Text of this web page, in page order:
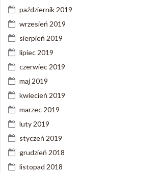
październik 2019
wrzesień 2019
sierpień 2019
lipiec 2019
czerwiec 2019
maj 2019
kwiecień 2019
marzec 2019
luty 2019
styczeń 2019
grudzień 2018
listopad 2018